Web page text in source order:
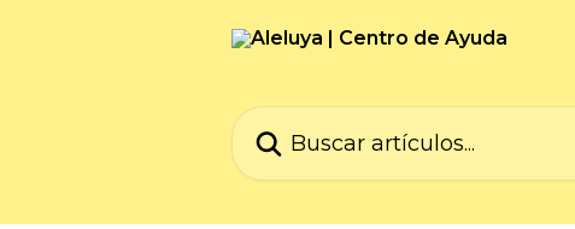
Buscar artículos...